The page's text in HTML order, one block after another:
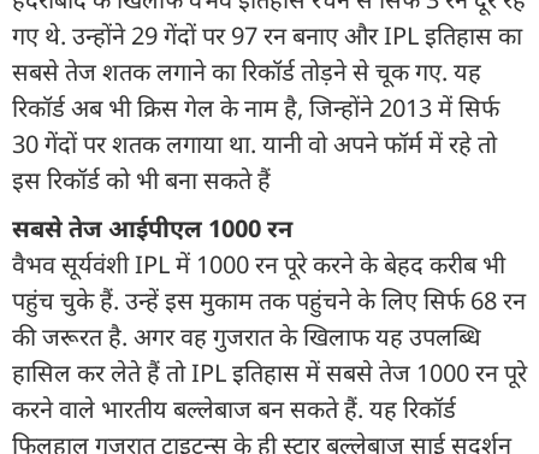
गए थे. उन्होंने 29 गेंदों पर 97 रन बनाए और IPL इतिहास का
सबसे तेज शतक लगाने का रिकॉर्ड तोड़ने से चूक गए. यह
रिकॉर्ड अब भी क्रिस गेल के नाम है, जिन्होंने 2013 में सिर्फ
30 गेंदों पर शतक लगाया था. यानी वो अपने फॉर्म में रहे तो
इस र‍िकॉर्ड को भी बना सकते हैं
सबसे तेज आईपीएल 1000 रन
वैभव सूर्यवंशी IPL में 1000 रन पूरे करने के बेहद करीब भी
पहुंच चुके हैं. उन्हें इस मुकाम तक पहुंचने के लिए सिर्फ 68 रन
की जरूरत है. अगर वह गुजरात के खिलाफ यह उपलब्धि
हासिल कर लेते हैं तो IPL इतिहास में सबसे तेज 1000 रन पूरे
करने वाले भारतीय बल्लेबाज बन सकते हैं. यह रिकॉर्ड
फिलहाल गुजरात टाइटन्स के ही स्टार बल्लेबाज साई सुदर्शन